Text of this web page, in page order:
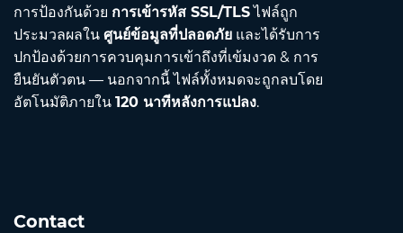
การป้องกันด้วย การเข้ารหัส SSL/TLSไฟล์ถูก
ประมวลผลใน ศูนย์ข้อมูลที่ปลอดภัย และได้รับการ
ปกป้องด้วยการควบคุมการเข้าถึงที่เข้มงวด & การ
ยืนยันตัวตน — นอกจากนี้ ไฟล์ทั้งหมดจะถูกลบโดย
อัตโนมัติภายใน 120 นาทีหลังการแปลง.
Contact